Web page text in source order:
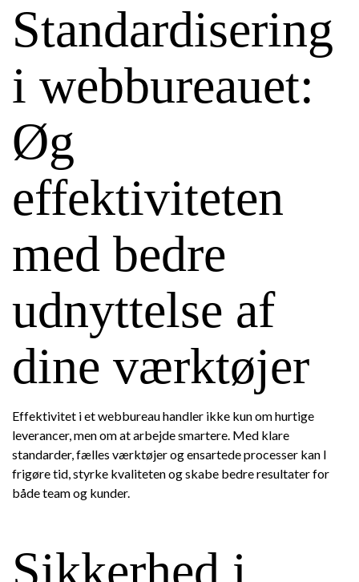
Standardisering
i webbureauet:
Øg
effektiviteten
med bedre
udnyttelse af
dine værktøjer
Effektivitet i et webbureau handler ikke kun om hurtige
leverancer, men om at arbejde smartere. Med klare
standarder, fælles værktøjer og ensartede processer kan I
frigøre tid, styrke kvaliteten og skabe bedre resultater for
både team og kunder.
Sikkerhed i